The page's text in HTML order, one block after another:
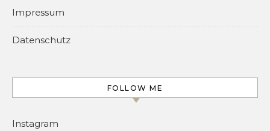
Impressum
Datenschutz
FOLLOW ME
Instagram